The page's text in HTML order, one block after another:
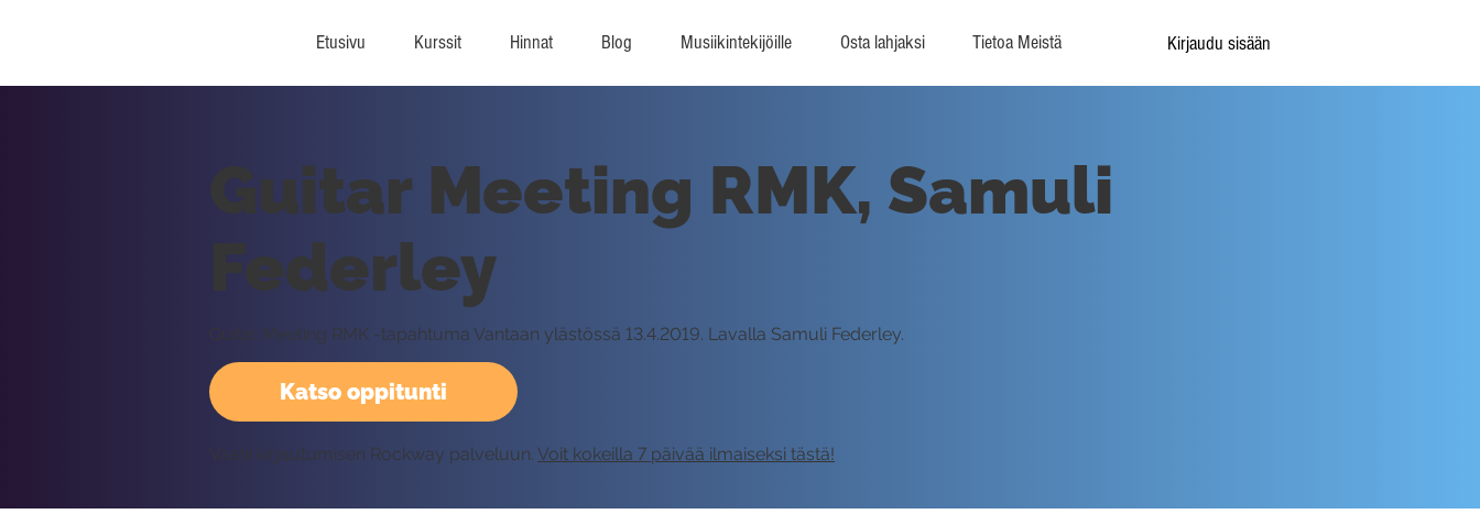
Etusivu Kurssit Hinnat Blog Musiikintekijöille Osta lahjaksi Tietoa Meistä Kirjaudu sisään
Katso oppitunti
Guitar Meeting RMK, Samuli
Federley
Guitar Meeting RMK -tapahtuma Vantaan ylästössä 13.4.2019. Lavalla Samuli Federley.
Vaatii kirjautumisen Rockway palveluun. Voit kokeilla 7 päivää ilmaiseksi tästä!